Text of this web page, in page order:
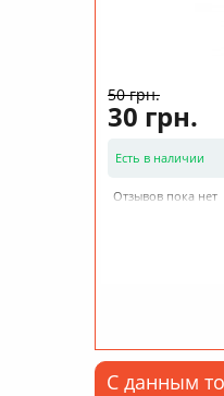
50 грн.
30 грн.
Есть в наличии
Отзывов пока нет
С данным